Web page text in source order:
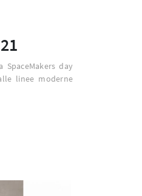
day
linee moderne